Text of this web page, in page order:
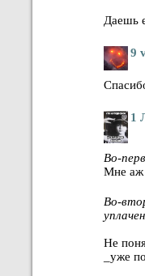
Даешь
9
1
Во-
Мне аж
Во-
Не
_уже